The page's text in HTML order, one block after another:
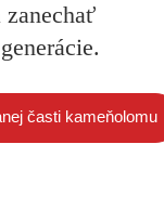
časti kameňolomu